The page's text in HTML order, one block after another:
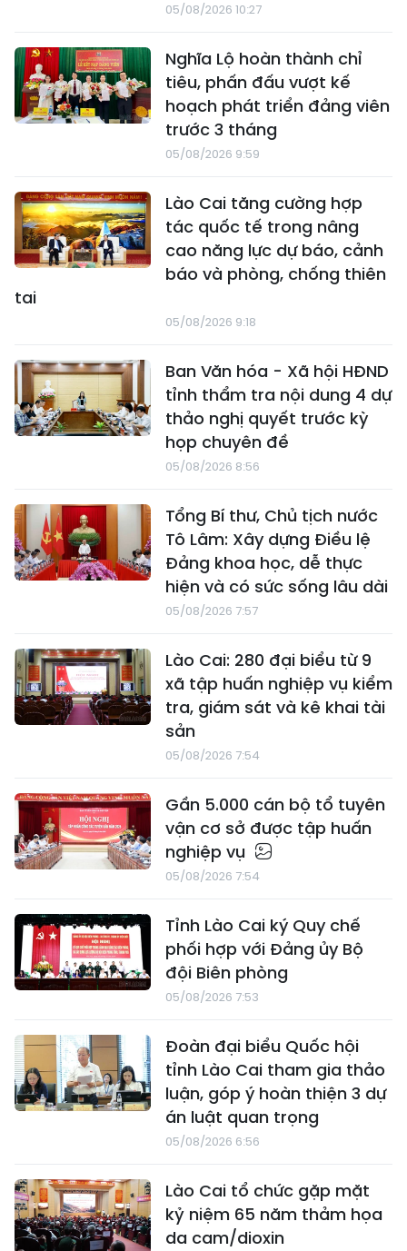
05/08/2026 10:27
Nghĩa Lộ hoàn thành chỉ
tiêu, phấn đấu vượt kế
hoạch phát triển đảng viên
trước 3 tháng
05/08/2026 9:59
Lào Cai tăng cường hợp
tác quốc tế trong nâng
cao năng lực dự báo, cảnh
báo và phòng, chống thiên
tai
05/08/2026 9:18
Ban Văn hóa - Xã hội HĐND
tỉnh thẩm tra nội dung 4 dự
thảo nghị quyết trước kỳ
họp chuyên đề
05/08/2026 8:56
Tổng Bí thư, Chủ tịch nước
Tô Lâm: Xây dựng Điều lệ
Đảng khoa học, dễ thực
hiện và có sức sống lâu dài
05/08/2026 7:57
Lào Cai: 280 đại biểu từ 9
xã tập huấn nghiệp vụ kiểm
tra, giám sát và kê khai tài
sản
05/08/2026 7:54
Gần 5.000 cán bộ tổ tuyên
vận cơ sở được tập huấn
nghiệp vụ
05/08/2026 7:54
Tỉnh Lào Cai ký Quy chế
phối hợp với Đảng ủy Bộ
đội Biên phòng
05/08/2026 7:53
Đoàn đại biểu Quốc hội
tỉnh Lào Cai tham gia thảo
luận, góp ý hoàn thiện 3 dự
án luật quan trọng
05/08/2026 6:56
Lào Cai tổ chức gặp mặt
kỷ niệm 65 năm thảm họa
da cam/dioxin